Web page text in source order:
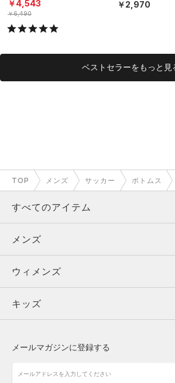
￥4,543
￥6,490
ダーウェア（ト
￥2,970
ベストセラーをもっと見
TOP メンズ サッカー ボトムス
すべてのアイテム
メンズ
ウィメンズ
キッズ
アクセサリー
メンズ
トップス
ボトムス
アクセサリー
ウィメンズ
トップス
シューズ
キッズ
メールマガジンに登録する